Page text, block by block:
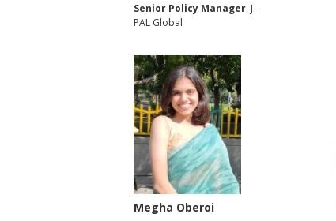
Senior Policy Manager, J-
PAL Global
Megha Oberoi